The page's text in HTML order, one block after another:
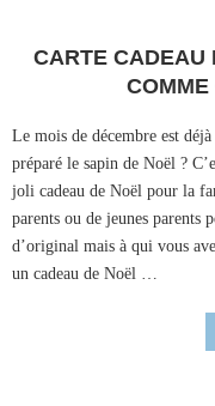
CARTE CADEAU
Le mois de décembre est
préparé le sapin de Noël ?
joli cadeau de Noël pour la
parents ou de jeunes
d’original mais à qui vous
un cadeau de Noël …